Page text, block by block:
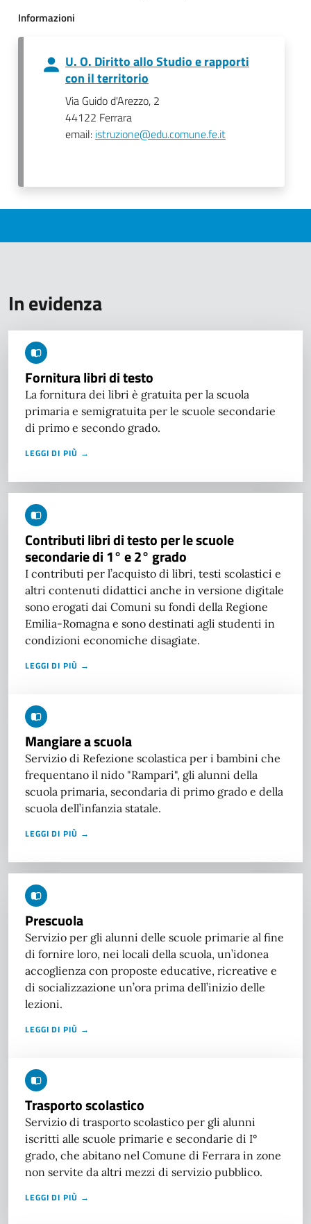
Informazioni
U. O. Diritto allo Studio e rapporti
con il territorio
Via Guido d'Arezzo, 2
44122 Ferrara
email: istruzione@edu.comune.fe.it
In evidenza
Fornitura libri di testo
La fornitura dei libri è gratuita per la scuola
primaria e semigratuita per le scuole secondarie
di primo e secondo grado.
LEGGI DI PIÙ →
Contributi libri di testo per le scuole
secondarie di 1° e 2° grado
I contributi per l’acquisto di libri, testi scolastici e
altri contenuti didattici anche in versione digitale
sono erogati dai Comuni su fondi della Regione
Emilia-Romagna e sono destinati agli studenti in
condizioni economiche disagiate.
LEGGI DI PIÙ →
Mangiare a scuola
Servizio di Refezione scolastica per i bambini che
frequentano il nido "Rampari", gli alunni della
scuola primaria, secondaria di primo grado e della
scuola dell’infanzia statale.
LEGGI DI PIÙ →
Prescuola
Servizio per gli alunni delle scuole primarie al fine
di fornire loro, nei locali della scuola, un’idonea
accoglienza con proposte educative, ricreative e
di socializzazione un’ora prima dell’inizio delle
lezioni.
LEGGI DI PIÙ →
Trasporto scolastico
Servizio di trasporto scolastico per gli alunni
iscritti alle scuole primarie e secondarie di I°
grado, che abitano nel Comune di Ferrara in zone
non servite da altri mezzi di servizio pubblico.
LEGGI DI PIÙ →